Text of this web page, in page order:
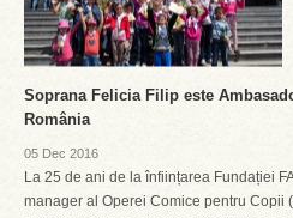
Soprana Felicia Filip este
România
05 Dec 2016
La 25 de ani de la înființarea Fundației
manager al Operei Comice pentru Copii